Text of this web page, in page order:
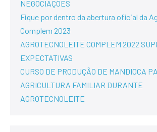
NEGOCIAÇÕES
Fique por dentro da abertura oficial da
Complem 2023
AGROTECNOLEITE COMPLEM 2022
EXPECTATIVAS
CURSO DE PRODUÇÃO DE MANDIOCA
AGRICULTURA FAMILIAR DURANTE
AGROTECNOLEITE